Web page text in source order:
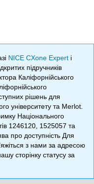
NICE CXone Expert і
підручників
Каліфорнійського
рішень для
університету та Merlot.
Національного
1246120, 1525057 та
про доступність Для
з нами за адресою
сторінку статусу за